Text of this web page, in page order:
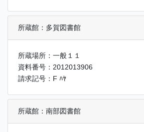
所蔵館：多賀図書館
所蔵場所：一般１１
資料番号：2012013906
請求記号：F ﾊﾔ
所蔵館：南部図書館